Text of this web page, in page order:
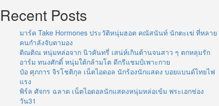
Recent Posts
มาร์ค Take Hormones ประวัติหนุ่มฮอต คณัสนันท์ นักตะเฆ่ ที่หลาย
คนกำลังจับตามอง
ติณติณ หนุ่มหล่อจาก นิวคันทรี่ เสน่ห์เกินต้านจนสาว ๆ ตกหลุมรัก
อาร์ม ทนงศักดิ์ หนุ่มใต้กล้ามโต ดีกรีแชมป์เพาะกาย
ป๋อ ศุภการ จิรโชติกุล เน็ตไอดอล นักร้องนักแสดง บอยแบนด์ไทยไฟ
แรง
พิร์ล ศัจกร ฉลาด เน็ตไอดอลนักแสดงหนุ่มหล่อเข้ม พระเอกช่อง
วัน31